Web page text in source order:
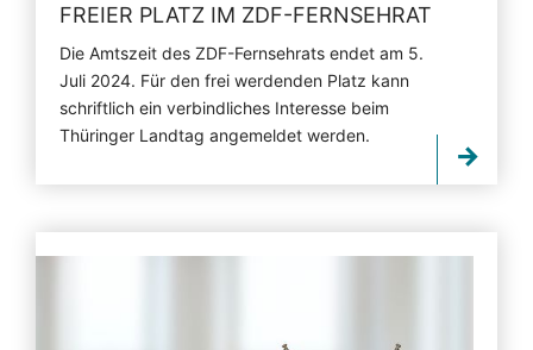
FREIER PLATZ IM ZDF-FERNSEHRAT
Die Amtszeit des ZDF-Fernsehrats endet am 5.
Juli 2024. Für den frei werdenden Platz kann
schriftlich ein verbindliches Interesse beim
Thüringer Landtag angemeldet werden.